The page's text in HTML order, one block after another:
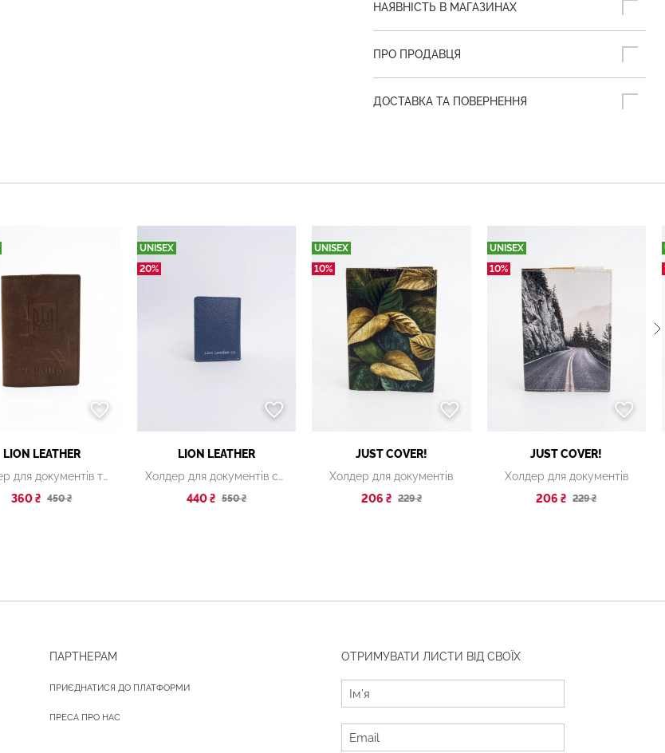
НАЯВНІСТЬ В МАГАЗИНАХ
ПРО ПРОДАВЦЯ
ДОСТАВКА ТА ПОВЕРНЕННЯ
LION LEATHER
Холдер для документів темно-зелений
360 ₴ 450 ₴
UNISEX
20%
LION LEATHER
Холдер для документів синій
440 ₴ 550 ₴
UNISEX
10%
JUST COVER!
Холдер для документів
206 ₴ 229 ₴
UNISEX
10%
JUST COVER!
Холдер для документів
206 ₴ 229 ₴
ПАРТНЕРАМ
ПРИЄДНАТИСЯ ДО ПЛАТФОРМИ
ПРЕСА ПРО НАС
ОТРИМУВАТИ ЛИСТИ ВІД СВОЇХ